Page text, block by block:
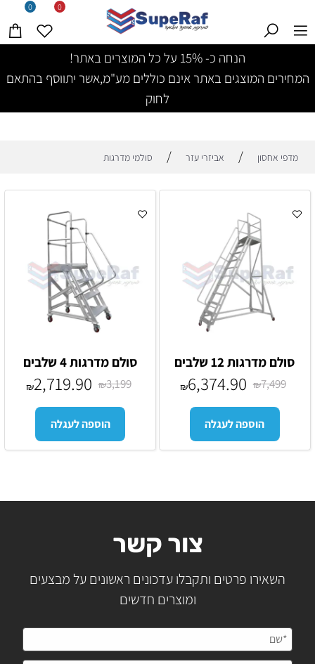
הנחה כ- 15% על כל המוצרים באתר!
המחירים המוצגים באתר אינם כוללים מע"מ,אשר יתווסף בהתאם
לחוק
0 0
מדפי אחסון / אביזרי עזר / סולמי מדרגות
סולם מדרגות 12 שלבים
₪7,499
₪6,374.90
הוספה לעגלה
סולם מדרגות 4 שלבים
₪3,199
₪2,719.90
הוספה לעגלה
צור קשר
השאירו פרטים ותקבלו עדכונים ראשונים על מבצעים
ומוצרים חדשים